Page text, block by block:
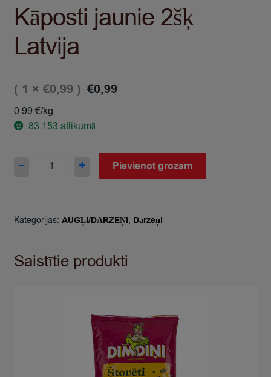
Kāposti jaunie 2šķ
Latvija
€0,99
( 1 × €0,99 )
0.99 €/kg
83.153 atlikumā
−
Kāposti
quantity
+ Pievienot grozam
Kategorijas: AUGĻI/DĀRZEŅI, Dārzeņi
Saistītie produkti